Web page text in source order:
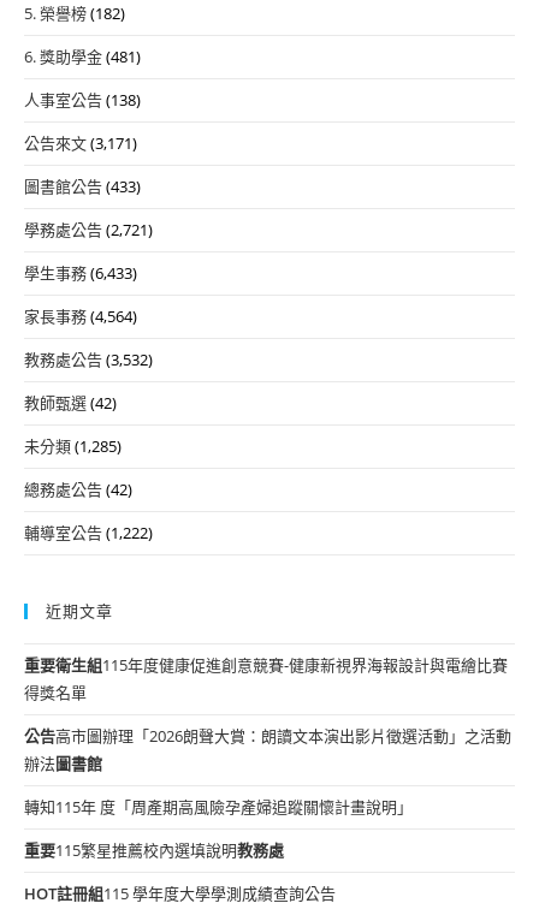
5. 榮譽榜(182)
6. 獎助學金(481)
人事室公告(138)
公告來文(3,171)
圖書館公告(433)
學務處公告(2,721)
學生事務(6,433)
家長事務(4,564)
教務處公告(3,532)
教師甄選(42)
未分類(1,285)
總務處公告(42)
輔導室公告(1,222)
近期文章
重要衛生組115年度健康促進創意競賽-健康新視界海報設計與電繪比賽
得獎名單
公告高市圖辦理「2026朗聲大賞：朗讀文本演出影片徵選活動」之活動
辦法圖書館
轉知115年 度「周產期高風險孕產婦追蹤關懷計畫說明」
重要115繁星推薦校內選填說明教務處
HOT註冊組115 學年度大學學測成績查詢公告